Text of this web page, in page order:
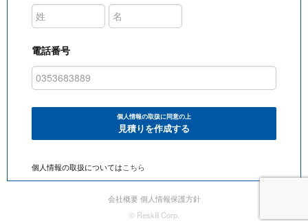
電話番号
個人情報の取扱に同意の上
見積りを作成する
個人情報の取扱についてはこちら
会社概要 個人情報保護方針
© Reskill Corp.